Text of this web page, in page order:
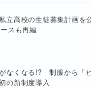
立高校の生徒募集計画
スも再編
なくなる!? 制服から「
の新制度導入